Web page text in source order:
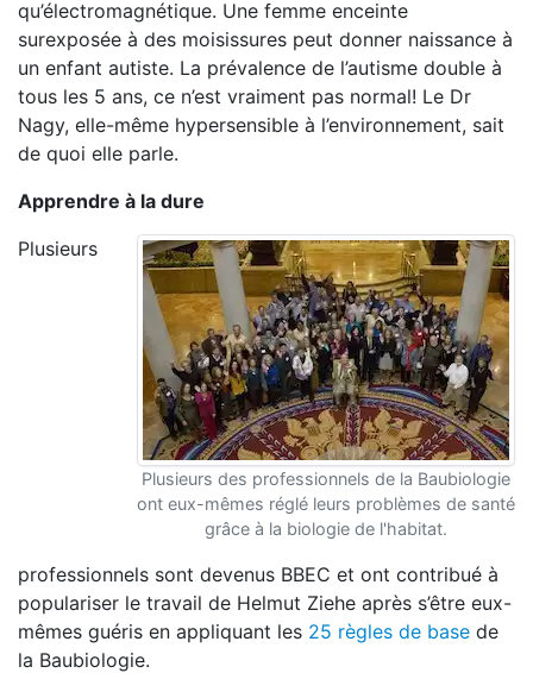
qu’électromagnétique. Une femme enceinte
surexposée à des moisissures peut donner naissance à
un enfant autiste. La prévalence de l’autisme double à
tous les 5 ans, ce n’est vraiment pas normal! Le Dr
Nagy, elle-même hypersensible à l’environnement, sait
de quoi elle parle.
Apprendre à la dure
Plusieurs des professionnels de la Baubiologie
ont eux-mêmes réglé leurs problèmes de santé
grâce à la biologie de l'habitat.
Plusieurs
professionnels sont devenus BBEC et ont contribué à
populariser le travail de Helmut Ziehe après s’être eux-
mêmes guéris en appliquant les 25 règles de base de
la Baubiologie.